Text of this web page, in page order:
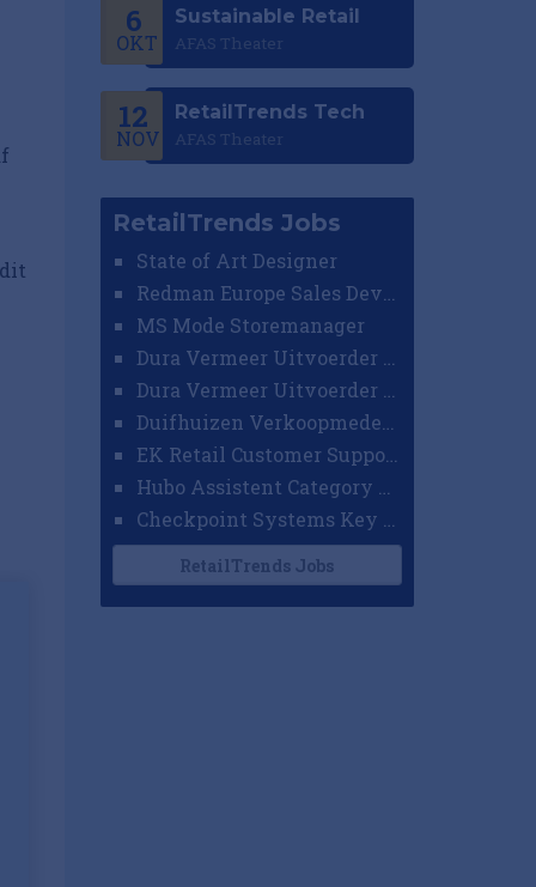
6
OKT
Sustainable Retail
AFAS Theater
12
NOV
RetailTrends Tech
AFAS Theater
RetailTrends Jobs
State of Art Designer
MS Mode Storemanager
EK Retail Customer Support Omnichannel
RetailTrends Jobs